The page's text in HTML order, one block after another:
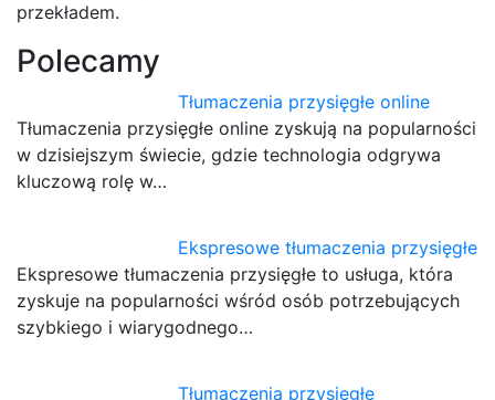
przekładem.
Polecamy
Tłumaczenia przysięgłe online
Tłumaczenia przysięgłe online zyskują na popularności
w dzisiejszym świecie, gdzie technologia odgrywa
kluczową rolę w…
Ekspresowe tłumaczenia przysięgłe
Ekspresowe tłumaczenia przysięgłe to usługa, która
zyskuje na popularności wśród osób potrzebujących
szybkiego i wiarygodnego…
Tłumaczenia przysięgłe